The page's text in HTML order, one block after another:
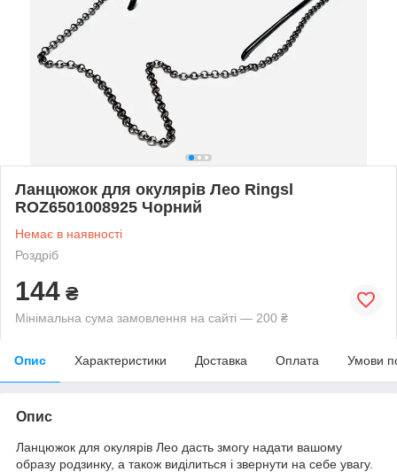
Ланцюжок для окулярів Лео Ringsl
ROZ6501008925 Чорний
Немає в наявності
Роздріб
144 ₴
Мінімальна сума замовлення на сайті — 200 ₴
Опис Характеристики Доставка Оплата Умови
Опис
Ланцюжок для окулярів Лео дасть змогу надати вашому
образу родзинку, а також виділиться і звернути на себе увагу.